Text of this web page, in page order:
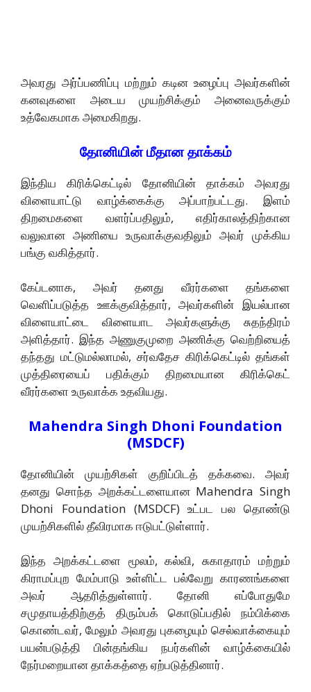
அவரது அர்ப்பணிப்பு மற்றும் கடின உழைப்பு அவர்களின்
கனவுகளை அடைய முயற்சிக்கும் அனைவருக்கும்
உத்வேகமாக அமைகிறது.
தோனியின் மீதான தாக்கம்
இந்திய கிரிக்கெட்டில் தோனியின் தாக்கம் அவரது
விளையாட்டு வாழ்க்கைக்கு அப்பாற்பட்டது. இளம்
திறமைகளை வளர்ப்பதிலும், எதிர்காலத்திற்கான
வலுவான அணியை உருவாக்குவதிலும் அவர் முக்கிய
பங்கு வகித்தார்.
கேப்டனாக, அவர் தனது வீரர்களை தங்களை
வெளிப்படுத்த ஊக்குவித்தார், அவர்களின் இயல்பான
விளையாட்டை விளையாட அவர்களுக்கு சுதந்திரம்
அளித்தார். இந்த அணுகுமுறை அணிக்கு வெற்றியைத்
தந்தது மட்டுமல்லாமல், சர்வதேச கிரிக்கெட்டில் தங்கள்
முத்திரையைப் பதிக்கும் திறமையான கிரிக்கெட்
வீரர்களை உருவாக்க உதவியது.
Mahendra Singh Dhoni Foundation
(MSDCF)
தோனியின் முயற்சிகள் குறிப்பிடத் தக்கவை. அவர்
தனது சொந்த அறக்கட்டளையான Mahendra Singh
Dhoni Foundation (MSDCF) உட்பட பல தொண்டு
முயற்சிகளில் தீவிரமாக ஈடுபட்டுள்ளார்.
இந்த அறக்கட்டளை மூலம், கல்வி, சுகாதாரம் மற்றும்
கிராமப்புற மேம்பாடு உள்ளிட்ட பல்வேறு காரணங்களை
அவர் ஆதரித்துள்ளார். தோனி எப்போதுமே
சமுதாயத்திற்குத் திரும்பக் கொடுப்பதில் நம்பிக்கை
கொண்டவர், மேலும் அவரது புகழையும் செல்வாக்கையும்
பயன்படுத்தி பின்தங்கிய நபர்களின் வாழ்க்கையில்
நேர்மறையான தாக்கத்தை ஏற்படுத்தினார்.